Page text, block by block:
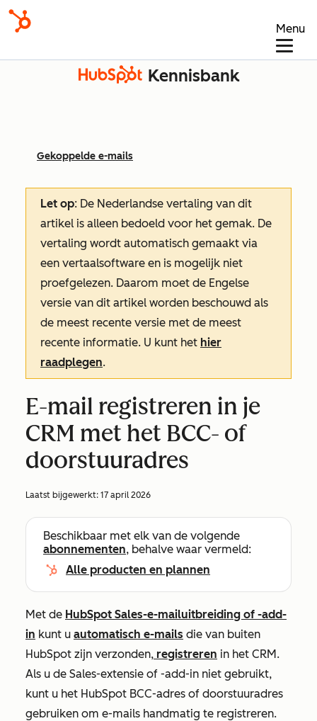
Menu
Kennisbank
Gekoppelde e-mails
Let op: De Nederlandse vertaling van dit
artikel is alleen bedoeld voor het gemak. De
vertaling wordt automatisch gemaakt via
een vertaalsoftware en is mogelijk niet
proefgelezen. Daarom moet de Engelse
versie van dit artikel worden beschouwd als
de meest recente versie met de meest
recente informatie. U kunt het hier
raadplegen.
E-mail registreren in je
CRM met het BCC- of
doorstuuradres
Laatst bijgewerkt: 17 april 2026
Beschikbaar met elk van de volgende
abonnementen, behalve waar vermeld:
Alle producten en plannen
Met de HubSpot Sales-e-mailuitbreiding of -add-
in kunt u automatisch e-mails die van buiten
HubSpot zijn verzonden, registreren in het CRM.
Als u de Sales-extensie of -add-in niet gebruikt,
kunt u het HubSpot BCC-adres of doorstuuradres
gebruiken om e-mails handmatig te registreren.